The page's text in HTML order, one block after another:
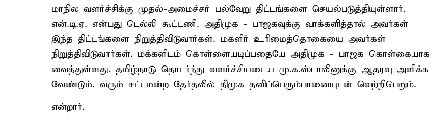
மாநில வளர்ச்சிக்கு முதல்-அமைச்சர் பல்வேறு திட்டங்களை செயல்படுத்தியுள்ளார்.
என்.டி.ஏ. என்பது டெல்லி கூட்டணி. அதிமுக - பாஜகவுக்கு வாக்களித்தால் அவர்கள்
இந்த திட்டங்களை நிறுத்திவிடுவார்கள். மகளிர் உரிமைத்தொகையை அவர்கள்
நிறுத்திவிடுவார்கள். மக்களிடம் கொள்ளையடிப்பதையே அதிமுக - பாஜக கொள்கையாக
வைத்துள்ளது. தமிழ்நாடு தொடர்ந்து வளர்ச்சியடைய மு.க.ஸ்டாலினுக்கு ஆதரவு அளிக்க
வேண்டும். வரும் சட்டமன்ற தேர்தலில் திமுக தனிப்பெரும்பானையுடன் வெற்றிபெறும்.
என்றார்.